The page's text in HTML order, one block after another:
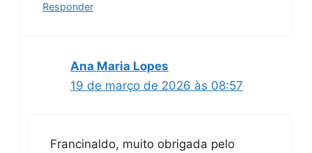
Responder
Ana Maria Lopes
19 de março de 2026 às 08:57
Francinaldo, muito obrigada pelo